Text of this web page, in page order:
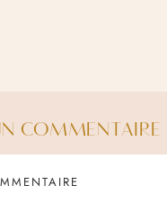
COMMENTAIRE